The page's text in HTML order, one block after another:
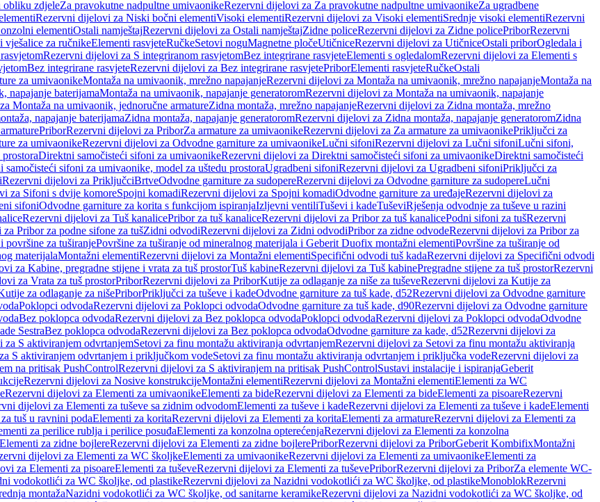
obliku zdjeleZa pravokutne nadpultne umivaonikeRezervni dijelovi za Za pravokutne nadpultne umivaonikeZa ugradbene
Rezervni dijelovi za Niski bočni elementiVisoki elementiRezervni dijelovi za Visoki elementiSrednje visoki elementiRezervni
elementiOstali namještajRezervni dijelovi za Ostali namještajZidne policeRezervni dijelovi za Zidne policePriborRezervni
vješalice za ručnikeElementi rasvjeteRučkeSetovi noguMagnetne pločeUtičniceRezervni dijelovi za UtičniceOstali priborOgledala i
Rezervni dijelovi za S integriranom rasvjetomBez integrirane rasvjeteElementi s ogledalomRezervni dijelovi za Elementi s
Bez integrirane rasvjeteRezervni dijelovi za Bez integrirane rasvjetePriborElementi rasvjeteRučkeOstali
za umivaonikeMontaža na umivaonik, mrežno napajanjeRezervni dijelovi za Montaža na umivaonik, mrežno napajanjeMontaža na
napajanje baterijamaMontaža na umivaonik, napajanje generatoromRezervni dijelovi za Montaža na umivaonik, napajanje
Montaža na umivaonik, jednoručne armatureZidna montaža, mrežno napajanjeRezervni dijelovi za Zidna montaža, mrežno
napajanje baterijamaZidna montaža, napajanje generatoromRezervni dijelovi za Zidna montaža, napajanje generatoromZidna
PriborRezervni dijelovi za PriborZa armature za umivaonikeRezervni dijelovi za Za armature za umivaonikePriključci za
za umivaonikeRezervni dijelovi za Odvodne garniture za umivaonikeLučni sifoniRezervni dijelovi za Lučni sifoniLučni sifoni,
Direktni samočisteći sifoni za umivaonikeRezervni dijelovi za Direktni samočisteći sifoni za umivaonikeDirektni samočisteći
sifoni za umivaonike, model za uštedu prostoraUgradbeni sifoniRezervni dijelovi za Ugradbeni sifoniPriključci za
Rezervni dijelovi za PriključciBrtveOdvodne garniture za sudopereRezervni dijelovi za Odvodne garniture za sudopereLučni
za Sifoni s dvije komoreSpojni komadiRezervni dijelovi za Spojni komadiOdvodne garniture za uređajeRezervni dijelovi za
sifoniOdvodne garniture za korita s funkcijom ispiranjaIzljevni ventiliTuševi i kadeTuševiRješenja odvodnje za tuševe u razini
Rezervni dijelovi za Tuš kanalicePribor za tuš kanaliceRezervni dijelovi za Pribor za tuš kanalicePodni sifoni za tušRezervni
Pribor za podne sifone za tušZidni odvodiRezervni dijelovi za Zidni odvodiPribor za zidne odvodeRezervni dijelovi za Pribor za
površine za tuširanjePovršine za tuširanje od mineralnog materijala i Geberit Duofix montažni elementiPovršine za tuširanje od
materijalaMontažni elementiRezervni dijelovi za Montažni elementiSpecifični odvodi tuš kadaRezervni dijelovi za Specifični odvodi
za Kabine, pregradne stijene i vrata za tuš prostorTuš kabineRezervni dijelovi za Tuš kabinePregradne stijene za tuš prostorRezervni
za Vrata za tuš prostorPriborRezervni dijelovi za PriborKutije za odlaganje za niše za tuševeRezervni dijelovi za Kutije za
za odlaganje za nišePriborPriključci za tuševe i kadeOdvodne garniture za tuš kade, d52Rezervni dijelovi za Odvodne garniture
Poklopci odvodaRezervni dijelovi za Poklopci odvodaOdvodne garniture za tuš kade, d90Rezervni dijelovi za Odvodne garniture
Bez poklopca odvodaRezervni dijelovi za Bez poklopca odvodaPoklopci odvodaRezervni dijelovi za Poklopci odvodaOdvodne
SestraBez poklopca odvodaRezervni dijelovi za Bez poklopca odvodaOdvodne garniture za kade, d52Rezervni dijelovi za
za S aktiviranjem odvrtanjemSetovi za finu montažu aktiviranja odvrtanjemRezervni dijelovi za Setovi za finu montažu aktiviranja
S aktiviranjem odvrtanjem i priključkom vodeSetovi za finu montažu aktiviranja odvrtanjem i priključka vodeRezervni dijelovi za
na pritisak PushControlRezervni dijelovi za S aktiviranjem na pritisak PushControlSustavi instalacije i ispiranjaGeberit
Rezervni dijelovi za Nosive konstrukcijeMontažni elementiRezervni dijelovi za Montažni elementiElementi za WC
Rezervni dijelovi za Elementi za umivaonikeElementi za bideRezervni dijelovi za Elementi za bideElementi za pisoareRezervni
dijelovi za Elementi za tuševe sa zidnim odvodomElementi za tuševe i kadeRezervni dijelovi za Elementi za tuševe i kadeElementi
tuš u ravnini podaElementi za koritaRezervni dijelovi za Elementi za koritaElementi za armatureRezervni dijelovi za Elementi za
za perilice rublja i perilice posuđaElementi za konzolna opterećenjaRezervni dijelovi za Elementi za konzolna
Elementi za zidne bojlereRezervni dijelovi za Elementi za zidne bojlerePriborRezervni dijelovi za PriborGeberit KombifixMontažni
dijelovi za Elementi za WC školjkeElementi za umivaonikeRezervni dijelovi za Elementi za umivaonikeElementi za
za Elementi za pisoareElementi za tuševeRezervni dijelovi za Elementi za tuševePriborRezervni dijelovi za PriborZa elemente WC-
vodokotlići za WC školjke, od plastikeRezervni dijelovi za Nazidni vodokotlići za WC školjke, od plastikeMonoblokRezervni
montažaNazidni vodokotlići za WC školjke, od sanitarne keramikeRezervni dijelovi za Nazidni vodokotlići za WC školjke, od